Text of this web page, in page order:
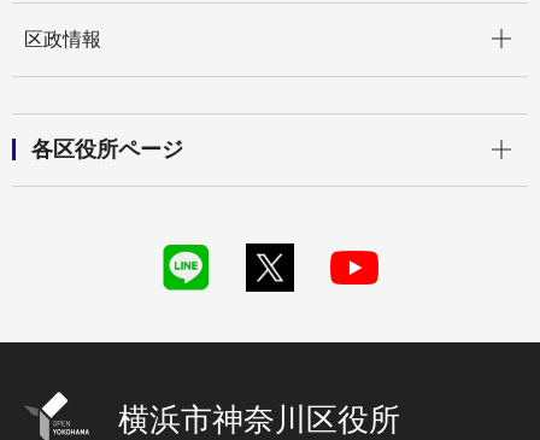
区政情報
各区役所ページ
横浜市神奈川区役所